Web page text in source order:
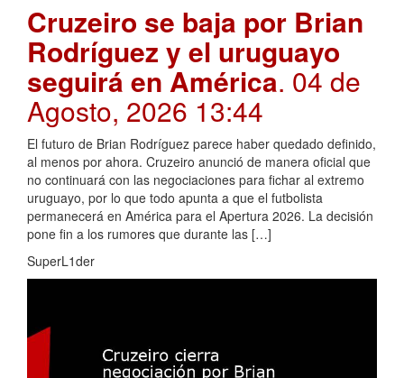
Cruzeiro se baja por Brian
Rodríguez y el uruguayo
seguirá en América. 04 de
Agosto, 2026 13:44
El futuro de Brian Rodríguez parece haber quedado definido,
al menos por ahora. Cruzeiro anunció de manera oficial que
no continuará con las negociaciones para fichar al extremo
uruguayo, por lo que todo apunta a que el futbolista
permanecerá en América para el Apertura 2026. La decisión
pone fin a los rumores que durante las […]
SuperL1der